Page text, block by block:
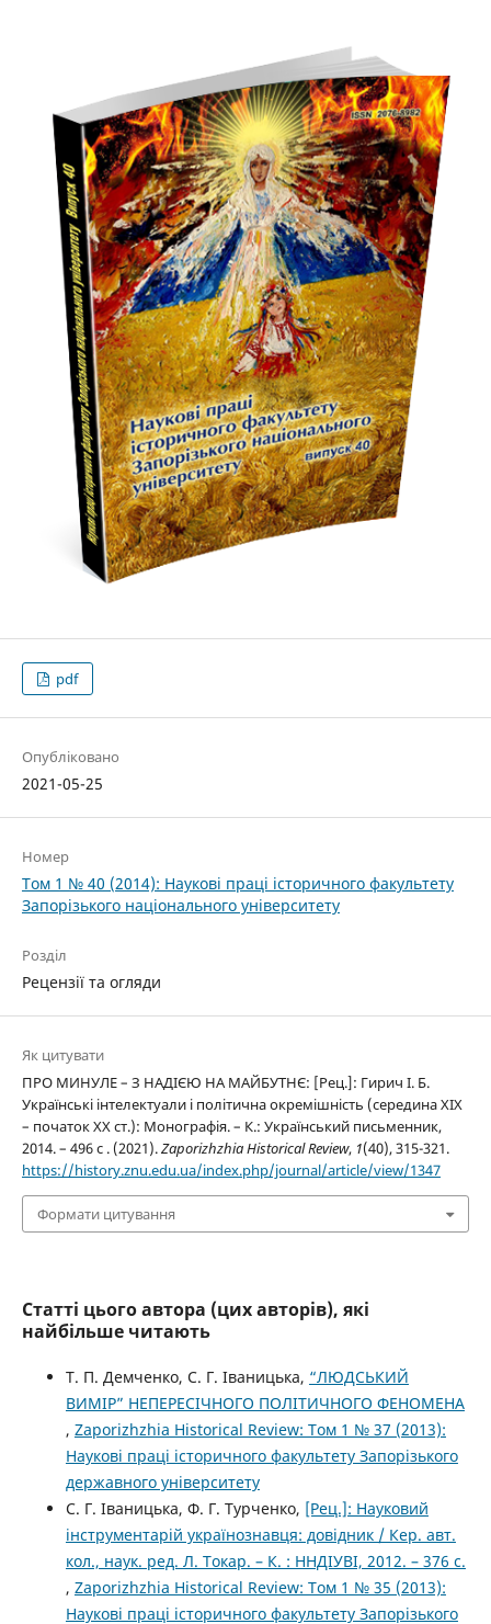
pdf
Опубліковано
2021-05-25
Номер
Том 1 № 40 (2014): Наукові праці історичного факультету
Запорізького національного університету
Розділ
Рецензії та огляди
Як цитувати
ПРО МИНУЛЕ – З НАДІЄЮ НА МАЙБУТНЄ: [Рец.]: Гирич І. Б.
Українські інтелектуали і політична окремішність (середина ХІХ
– початок ХХ ст.): Монографія. – К.: Український письменник,
2014. – 496 с . (2021).Zaporizhzhia Historical Review, 1(40), 315-321.
https://history.znu.edu.ua/index.php/journal/article/view/1347
Формати цитування
Статті цього автора (цих авторів), які
найбільше читають
Т. П. Демченко, С. Г. Іваницька, “ЛЮДСЬКИЙ
ВИМІР” НЕПЕРЕСІЧНОГО ПОЛІТИЧНОГО ФЕНОМЕНА
, Zaporizhzhia Historical Review: Том 1 № 37 (2013):
Наукові праці історичного факультету Запорізького
державного університету
С. Г. Іваницька, Ф. Г. Турченко, [Рец.]: Науковий
інструментарій українознавця: довідник / Кер. авт.
кол., наук. ред. Л. Токар. – К. : ННДІУВІ, 2012. – 376 с.
, Zaporizhzhia Historical Review: Том 1 № 35 (2013):
Наукові праці історичного факультету Запорізького